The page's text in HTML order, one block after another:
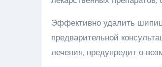
Эффективно удалить
предварительной
лечения, предупредит о